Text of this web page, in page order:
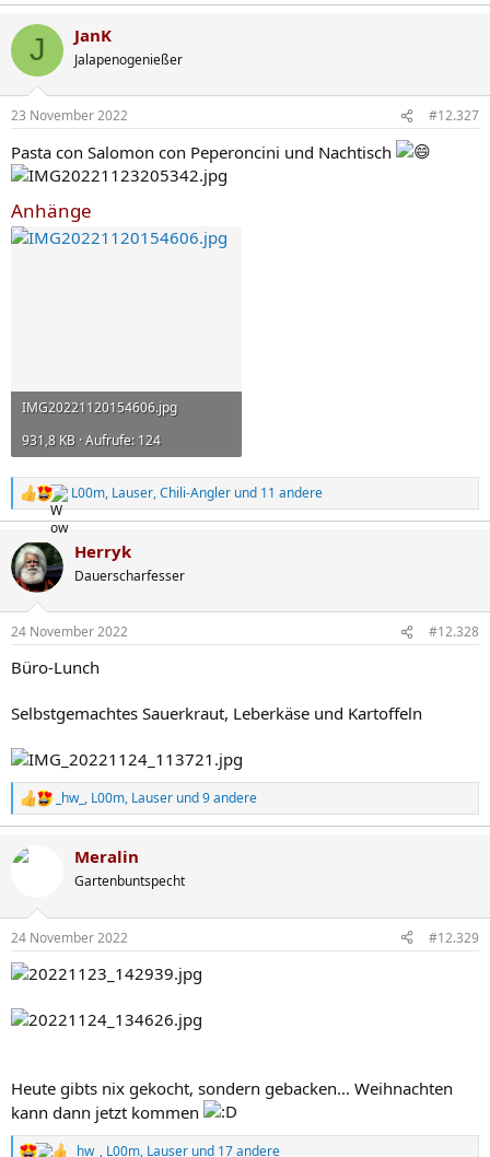
k
i
e
:
J JanK
Jalapenogenießer
23 November 2022 #12.327
Pasta con Salomon con Peperoncini und Nachtisch
Anhänge
IMG20221120154606.jpg
931,8 KB · Aufrufe: 124
R
e
k
t
i
e
:
L00m, Lauser,Chili-Angler und 11 andere
Herryk
Dauerscharfesser
24 November 2022 #12.328
Büro-Lunch
Selbstgemachtes Sauerkraut, Leberkäse und Kartoffeln
R
e
k
e
n
:
_hw_ , L00m, Lauser und 9 andere
Meralin
Gartenbuntspecht
24 November 2022 #12.329
Heute gibts nix gekocht, sondern gebacken... Weihnachten
kann dann jetzt kommen
_hw_ , L00m, Lauser und 17 andere